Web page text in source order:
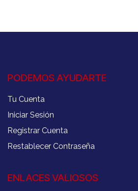
PODEMOS AYUDARTE
Tu Cuenta
Iniciar Sesión
Registrar Cuenta
Restablecer Contraseña
ENLACES VALIOSOS